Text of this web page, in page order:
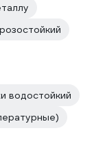
водостойкий